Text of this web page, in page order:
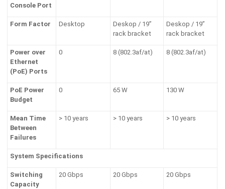
Console Port
Form Factor Desktop
Deskop / 19”
rack bracket
Deskop / 19”
rack bracket
Power over
Ethernet
(PoE) Ports
0 8 (802.3af/at) 8 (802.3af/at)
PoE Power
Budget
0 65 W 130 W
Mean Time
Between
Failures
> 10 years > 10 years > 10 years
System Specifications
Switching
Capacity
20 Gbps 20 Gbps 20 Gbps